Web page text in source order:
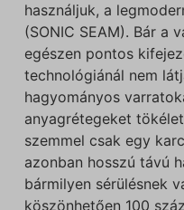
használjuk, a
(SONIC SEAM). Bár a
egészen pontos
technológiánál nem
hagyományos
anyagrétegeket
szemmel csak egy
azonban hosszú távú
bármilyen sérülésnek
köszönhetően 100